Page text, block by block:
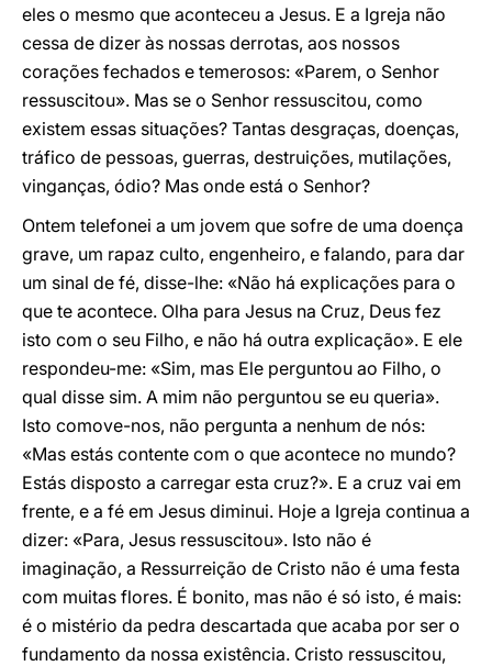
eles o mesmo que aconteceu a Jesus. E a Igreja não
cessa de dizer às nossas derrotas, aos nossos
corações fechados e temerosos: «Parem, o Senhor
ressuscitou». Mas se o Senhor ressuscitou, como
existem essas situações? Tantas desgraças, doenças,
tráfico de pessoas, guerras, destruições, mutilações,
vinganças, ódio? Mas onde está o Senhor?
Ontem telefonei a um jovem que sofre de uma doença
grave, um rapaz culto, engenheiro, e falando, para dar
um sinal de fé, disse-lhe: «Não há explicações para o
que te acontece. Olha para Jesus na Cruz, Deus fez
isto com o seu Filho, e não há outra explicação». E ele
respondeu-me: «Sim, mas Ele perguntou ao Filho, o
qual disse sim. A mim não perguntou se eu queria».
Isto comove-nos, não pergunta a nenhum de nós:
«Mas estás contente com o que acontece no mundo?
Estás disposto a carregar esta cruz?». E a cruz vai em
frente, e a fé em Jesus diminui. Hoje a Igreja continua a
dizer: «Para, Jesus ressuscitou». Isto não é
imaginação, a Ressurreição de Cristo não é uma festa
com muitas flores. É bonito, mas não é só isto, é mais:
é o mistério da pedra descartada que acaba por ser o
fundamento da nossa existência. Cristo ressuscitou,